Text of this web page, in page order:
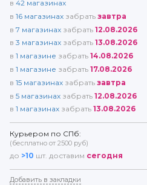
в 42 магазинах
в 16 магазинах забрать завтра
в 7 магазинах забрать 12.08.2026
в 3 магазинах забрать 13.08.2026
в 1 магазине забрать 14.08.2026
в 1 магазине забрать 17.08.2026
в 15 магазинах забрать завтра
в 5 магазинах забрать 12.08.2026
в 1 магазинах забрать 13.08.2026
Курьером по СПб:
(бесплатно от 2500 руб)
до >10 шт. доставим сегодня
Добавить в закладки